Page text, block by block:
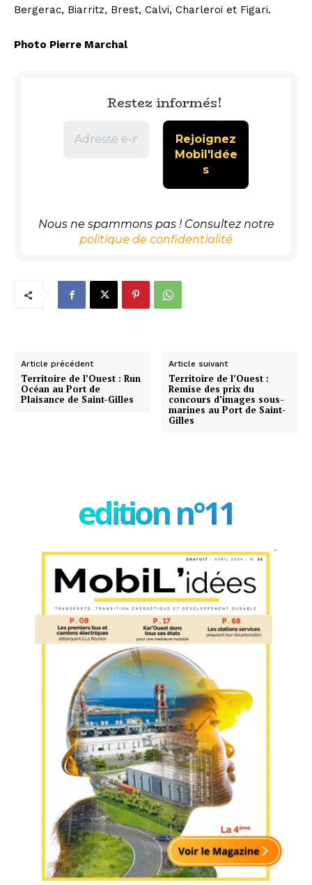
Bergerac, Biarritz, Brest, Calvi, Charleroi et Figari.
Photo Pierre Marchal
Restez informés!
Nous ne spammons pas ! Consultez notre
politique de confidentialité
Article précédent
Territoire de l’Ouest : Run
Océan au Port de
Plaisance de Saint-Gilles
Article suivant
Territoire de l’Ouest :
Remise des prix du
concours d’images sous-
marines au Port de Saint-
Gilles
edition n°11